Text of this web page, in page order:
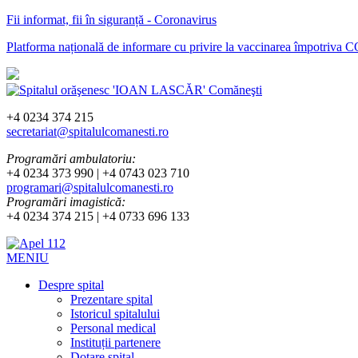
Fii informat, fii în siguranță - Coronavirus
Platforma națională de informare cu privire la vaccinarea împotriva
+4 0234 374 215
secretariat@spitalulcomanesti.ro
Programări ambulatoriu:
+4 0234 373 990 | +4 0743 023 710
programari@spitalulcomanesti.ro
Programări imagistică:
+4 0234 374 215 | +4 0733 696 133
MENIU
Despre spital
Prezentare spital
Istoricul spitalului
Personal medical
Instituții partenere